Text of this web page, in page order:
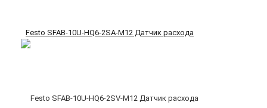
Festo SFAB-10U-HQ6-2SA-M12 Датчик расхода